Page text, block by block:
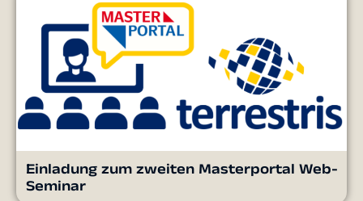
Einladung zum zweiten Masterportal Web-
Seminar